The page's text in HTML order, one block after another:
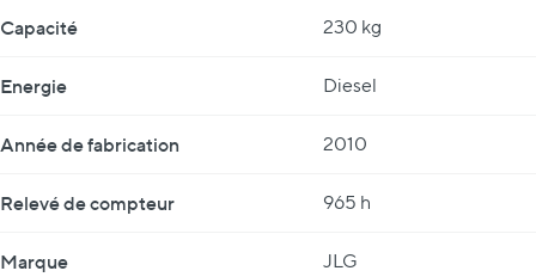
Capacité 230 kg
Energie Diesel
Année de fabrication 2010
Relevé de compteur 965 h
Marque JLG